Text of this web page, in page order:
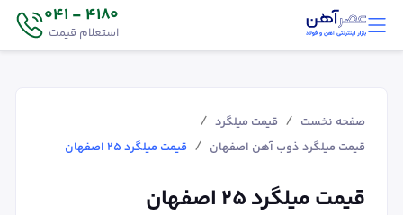
4180 - 041
استعلام قیمت
صفحه نخست / قیمت میلگرد /
قیمت میلگرد ذوب آهن اصفهان / قیمت میلگرد ۲۵ اصفهان
قیمت میلگرد ۲۵ اصفهان